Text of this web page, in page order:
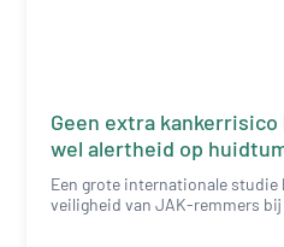
Geen extra
wel alertheid op
Een grote internationale
veiligheid van JAK-remmers